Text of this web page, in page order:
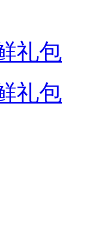
礼包
礼包